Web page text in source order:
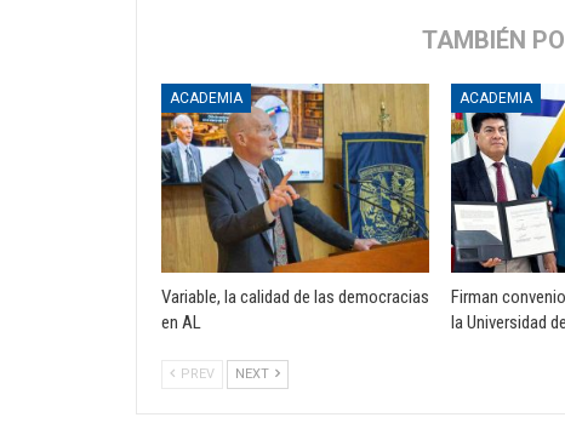
TAMBIÉN
ACADEMIA
Variable, la calidad de las democracias
en AL
ACADEMIA
Firman
la Universidad
PREV NEXT